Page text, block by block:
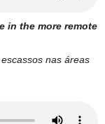
in the more remote
nas áreas